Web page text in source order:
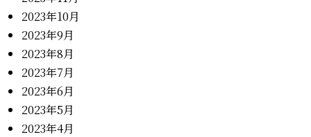
2023年10月
2023年9月
2023年8月
2023年7月
2023年6月
2023年5月
2023年4月